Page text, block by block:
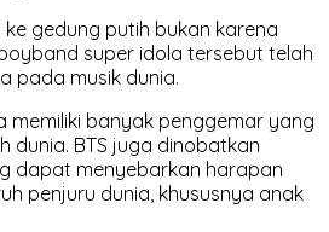
ke gedung putih bukan karena
super idola tersebut telah
pada musik dunia.
memiliki banyak penggemar yang
dunia. BTS juga dinobatkan
dapat menyebarkan harapan
penjuru dunia, khususnya anak